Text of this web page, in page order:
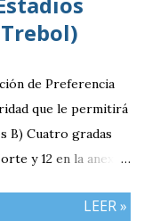
de Preferencia
que le permitirá
B) Cuatro gradas
y 12 en la anexa
será
LEER »